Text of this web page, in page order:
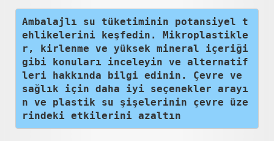
Ambalajlı su tüketiminin potansiyel t
ehlikelerini keşfedin. Mikroplastikle
r, kirlenme ve yüksek mineral içeriği
gibi konuları inceleyin ve alternatif
leri hakkında bilgi edinin. Çevre ve
sağlık için daha iyi seçenekler arayı
n ve plastik su şişelerinin çevre üze
rindeki etkilerini azaltın